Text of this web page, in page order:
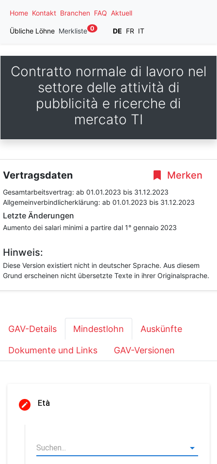
Home Kontakt Branchen FAQ Aktuell
Übliche Löhne Merkliste 0 DE FR IT
Contratto normale di lavoro nel
settore delle attività di
pubblicità e ricerche di
mercato TI
Merken
Vertragsdaten
Gesamtarbeitsvertrag: ab 01.01.2023 bis 31.12.2023
Allgemeinverbindlicherklärung: ab 01.01.2023 bis 31.12.2023
Letzte Änderungen
Aumento dei salari minimi a partire dal 1° gennaio 2023
Hinweis:
Diese Version existiert nicht in deutscher Sprache. Aus diesem
Grund erscheinen nicht übersetzte Texte in ihrer Originalsprache.
GAV-Details Mindestlohn Auskünfte
Dokumente und Links GAV-Versionen
Età